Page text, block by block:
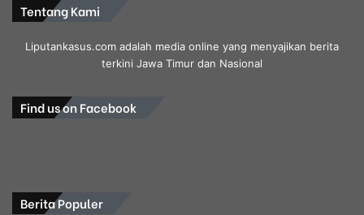
Tentang Kami
Liputankasus.com adalah media online yang menyajikan berita
terkini Jawa Timur dan Nasional
Find us on Facebook
Berita Populer